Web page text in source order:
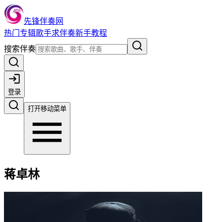
先锋伴奏网
热门 专辑歌手求伴奏新手教程
搜索伴奏
登录
打开移动菜单
蒋卓林